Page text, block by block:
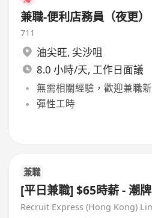
兼職-便利店務員（夜更）
711
油尖旺, 尖沙咀
8.0 小時/天, 工作日面議
無需相關經驗，歡迎兼職
彈性工時
兼職
[平日兼職] $65時薪 - 潮
Recruit Express (Hong Kong)